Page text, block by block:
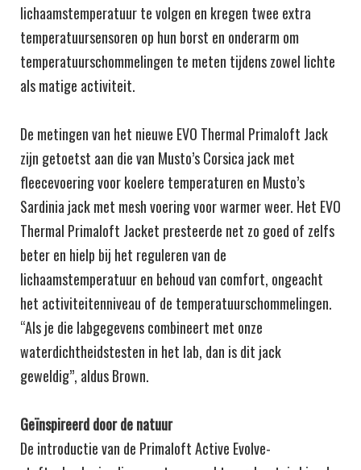
lichaamstemperatuur te volgen en kregen twee extra
temperatuursensoren op hun borst en onderarm om
temperatuurschommelingen te meten tijdens zowel lichte
als matige activiteit.
De metingen van het nieuwe EVO Thermal Primaloft Jack
zijn getoetst aan die van Musto’s Corsica jack met
fleecevoering voor koelere temperaturen en Musto’s
Sardinia jack met mesh voering voor warmer weer. Het EVO
Thermal Primaloft Jacket presteerde net zo goed of zelfs
beter en hielp bij het reguleren van de
lichaamstemperatuur en behoud van comfort, ongeacht
het activiteitenniveau of de temperatuurschommelingen.
“Als je die labgegevens combineert met onze
waterdichtheidstesten in het lab, dan is dit jack
geweldig”, aldus Brown.
Geïnspireerd door de natuur
De introductie van de Primaloft Active Evolve-